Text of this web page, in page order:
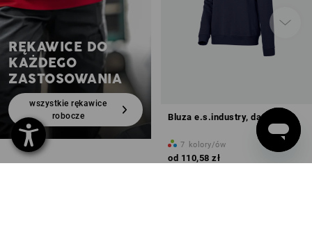
RĘKAWICE DO
KAŻDEGO
ZASTOSOWANIA
wszystkie rękawice
robocze
Bluza e.s.industry, damska
7 kolory/ów
od 110,58 zł